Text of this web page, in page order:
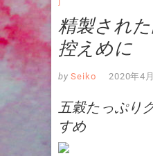
精製され
控えめに
by Seiko 2020年4
五穀たっぷり
すめ